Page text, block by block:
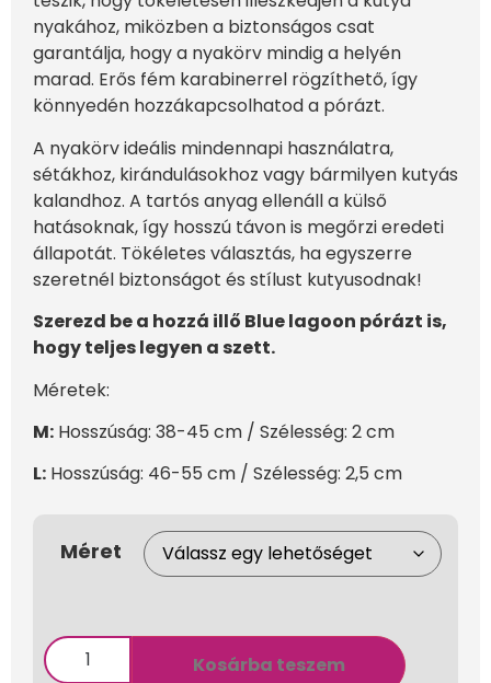
nyakához, miközben a biztonságos csat
garantálja, hogy a nyakörv mindig a helyén
marad. Erős fém karabinerrel rögzíthető, így
könnyedén hozzákapcsolhatod a pórázt.
A nyakörv ideális mindennapi használatra,
sétákhoz, kirándulásokhoz vagy bármilyen kutyás
kalandhoz. A tartós anyag ellenáll a külső
hatásoknak, így hosszú távon is megőrzi eredeti
állapotát. Tökéletes választás, ha egyszerre
szeretnél biztonságot és stílust kutyusodnak!
Szerezd be a hozzá illő Blue lagoon pórázt is,
hogy teljes legyen a szett.
Méretek:
M: Hosszúság: 38-45 cm / Szélesség: 2 cm
L: Hosszúság: 46-55 cm / Szélesség: 2,5 cm
Méret
Kosárba teszem